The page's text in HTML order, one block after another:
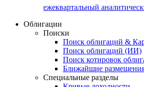
ежеквартальный
Облигации
Поиски
Поиск облигаций &
Поиск облигаций (ИИ)
Поиск котировок
Ближайшие
Специальные разделы